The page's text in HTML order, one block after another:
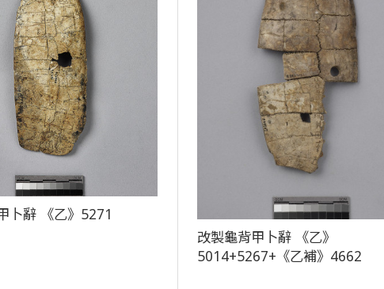
改製龜背甲卜辭 《乙》
5014+5267+《乙補》4662
卜辭 《乙》5271